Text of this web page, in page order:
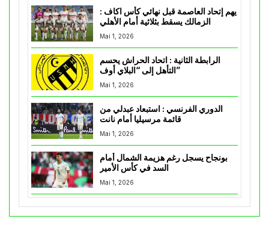
يهم إتحاد العاصمة قبل نهائي كأس اكاف :
Mai 1, 2026
الرابطة الثانية : اتحاد الحراش يحسم
التأهل إلى “البلاي أوف”
Mai 1, 2026
الدوري الفرنسي : استبعاد عبدلي من
قائمة مرسيليا أمام نانت
Mai 1, 2026
بونجاح يسجل رغم هزيمة الشمال أمام
السد في كأس الأمير
Mai 1, 2026